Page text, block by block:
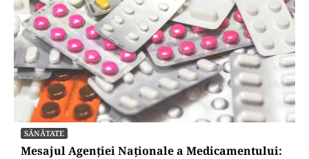
de consum
Oficiuldestiri.ro
Atacurile cibernetice expun
vulnerabilitățile statului român: ANP
repetă scenariul e‑Terra. Ce ascund
comunicările oficiale și cine răspunde
pentru mentenanța IT a instituțiilor
publice
Alte Articole Importante